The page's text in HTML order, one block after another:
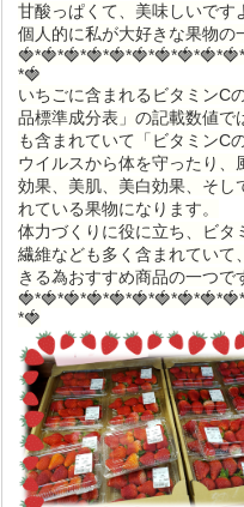
甘酸っぱくて、美味しいです
個人的に私が大好きな果物の
*🍓
いちごに含まれるビタミンC
品標準成分表」の記載数値
も含まれていて「ビタミンC
ウイルスから体を守ったり
効果、美肌、美白効果、そし
れている果物になります。
体力づくりに役に立ち、ビタ
繊維なども多く含まれていて
きる為おすすめ商品の一つで
*🍓